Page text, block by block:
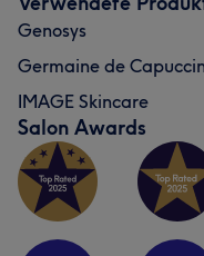
Genosys
Germaine de
IMAGE Skincare
Salon Awards